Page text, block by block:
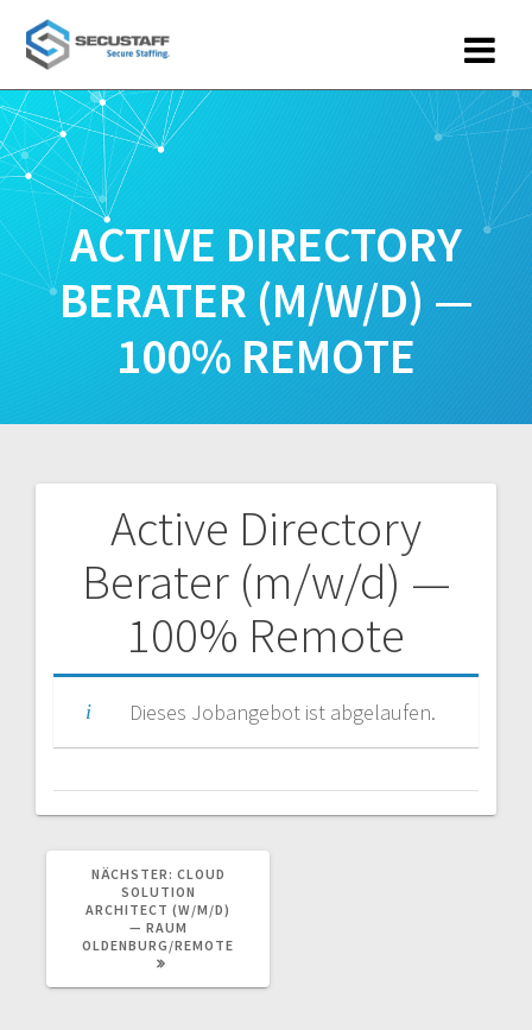
ACTIVE DIRECTORY
BERATER (M/W/D) —
100% REMOTE
Active Directory
Berater (m/w/d) —
100% Remote
Dieses Jobangebot ist abgelaufen.
Beitragsnavigation
NÄCHSTER: NÄCHSTER
BEITRAG:
CLOUD
SOLUTION
ARCHITECT (W/M/D)
— RAUM
OLDENBURG/REMOTE